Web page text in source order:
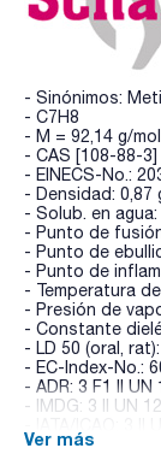
- Sinónimos:
- C7H8
- M = 92,14 g/mol
- CAS [108-88-3]
- EINECS-No.:
- Densidad:
- Solub. en agua:
- Punto de
- Punto de
- Punto de
- Temperatura
- Presión de
- Constante
- LD 50 (oral,
- EC-Index-No.:
- ADR: 3 F1 II UN
- IMDG: 3 II UN
- Palabra de
Ver más